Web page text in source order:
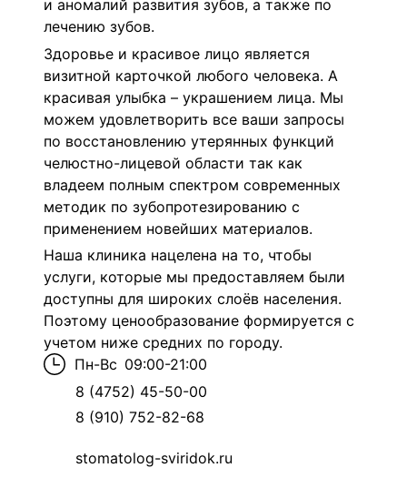
и аномалий развития зубов, а также по
лечению зубов.
Здоровье и красивое лицо является
визитной карточкой любого человека. А
красивая улыбка – украшением лица. Мы
можем удовлетворить все ваши запросы
по восстановлению утерянных функций
челюстно-лицевой области так как
владеем полным спектром современных
методик по зубопротезированию с
применением новейших материалов.
Наша клиника нацелена на то, чтобы
услуги, которые мы предоставляем были
доступны для широких слоёв населения.
Поэтому ценообразование формируется с
учетом ниже средних по городу.
Пн-Вс 09:00-21:00
8 (4752) 45-50-00
8 (910) 752-82-68
stomatolog-sviridok.ru